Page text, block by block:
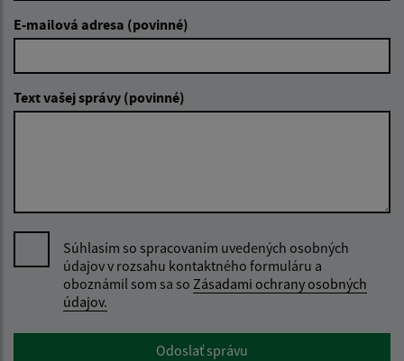
E-mailová adresa (povinné)
Text vašej správy (povinné)
Súhlasím so spracovaním uvedených osobných
údajov v rozsahu kontaktného formuláru a
oboznámil som sa so Zásadami ochrany osobných
údajov.
Google reCaptcha ResponseOdoslať správu